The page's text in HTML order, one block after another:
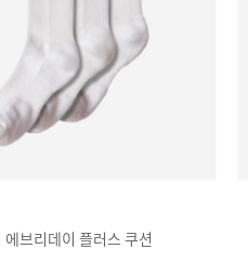
에브리데이 플러스 쿠션